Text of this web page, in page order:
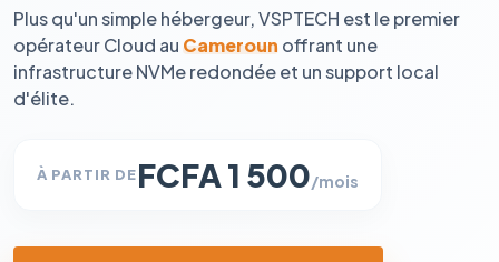
Plus qu'un simple hébergeur, VSPTECH est le premier
opérateur Cloud au Cameroun offrant une
infrastructure NVMe redondée et un support local
d'élite.
À PARTIR DEFCFA 1 500/mois